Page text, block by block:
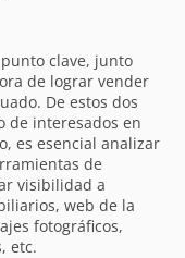
punto clave, junto
de lograr vender
De estos dos
de interesados en
es esencial analizar
de
visibilidad a
web de la
fotográficos,
etc.